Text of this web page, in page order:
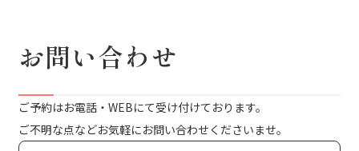
お問い合わせ
ご予約はお電話・WEBにて受け付けております。
ご不明な点などお気軽にお問い合わせくださいませ。